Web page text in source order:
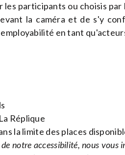
participants ou choisis par
la caméra et de s'y
en tant
Réplique
la limite des places
notre accessibilité, nous vous